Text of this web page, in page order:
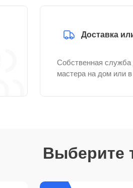
Доставка
Собственная служба
мастера на дом или
Выберите